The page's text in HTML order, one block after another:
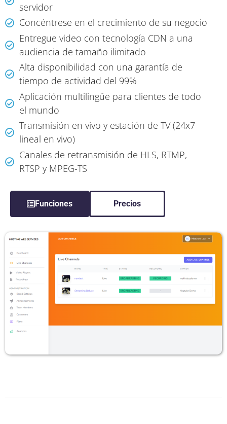
servidor
Concéntrese en el crecimiento de su negocio
Entregue video con tecnología CDN a una
audiencia de tamaño ilimitado
Alta disponibilidad con una garantía de
tiempo de actividad del 99%
Aplicación multilingüe para clientes de todo
el mundo
Transmisión en vivo y estación de TV (24x7
lineal en vivo)
Canales de retransmisión de HLS, RTMP,
RTSP y MPEG-TS
Funciones Precios